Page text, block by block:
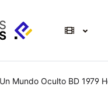
Mundo Oculto BD 1979